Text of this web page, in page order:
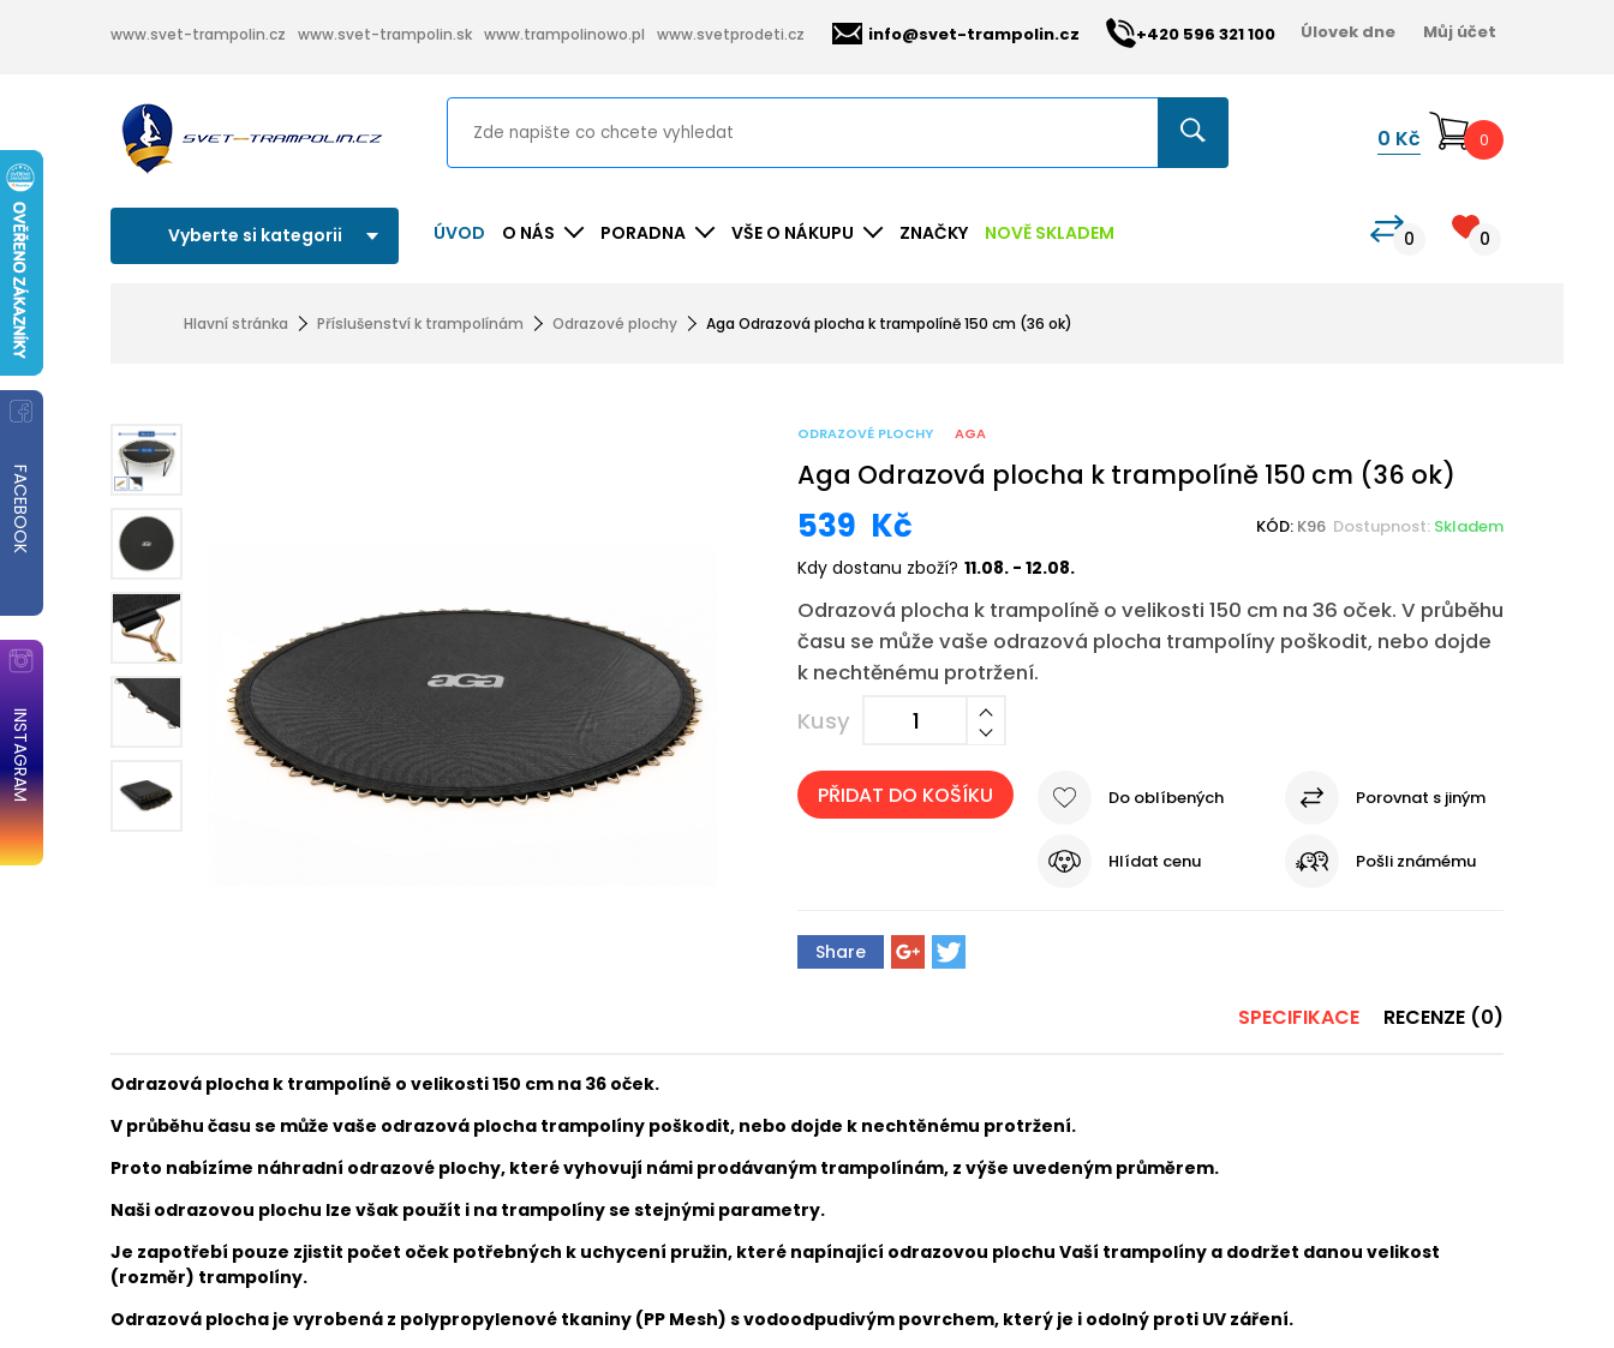
FACEBOOK
INSTAGRAM
www.svet-trampolin.cz www.svet-trampolin.sk www.trampolinowo.pl www.svetprodeti.cz info@svet-trampolin.cz +420 596 321 100 Úlovek dne Můj účet
0 Kč 0
Vyberte si kategorii ÚVOD O NÁS PORADNA VŠE O NÁKUPU ZNAČKY NOVĚ SKLADEM 0 0
Hlavní stránka Příslušenství k trampolínám Odrazové plochy Aga Odrazová plocha k trampolíně 150 cm (36 ok)
ODRAZOVÉ PLOCHY AGA
Aga Odrazová plocha k trampolíně 150 cm (36 ok)
539 Kč KÓD: K96 Dostupnost: Skladem
Kdy dostanu zboží? 11.08. - 12.08.
Odrazová plocha k trampolíně o velikosti 150 cm na 36 oček. V průběhu
času se může vaše odrazová plocha trampolíny poškodit, nebo dojde
k nechtěnému protržení.
Kusy
PŘIDAT DO KOŠÍKU Do oblíbených Porovnat s jiným
Hlídat cenu Pošli známému
Share
SPECIFIKACE RECENZE (0)
Odrazová plocha k trampolíně o velikosti 150 cm na 36 oček.
V průběhu času se může vaše odrazová plocha trampolíny poškodit, nebo dojde k nechtěnému protržení.
Proto nabízíme náhradní odrazové plochy, které vyhovují námi prodávaným trampolínám, z výše uvedeným průměrem.
Naši odrazovou plochu lze však použít i na trampolíny se stejnými parametry.
Je zapotřebí pouze zjistit počet oček potřebných k uchycení pružin, které napínající odrazovou plochu Vaší trampolíny a dodržet danou velikost
(rozměr) trampolíny.
Odrazová plocha je vyrobená z polypropylenové tkaniny (PP Mesh) s vodoodpudivým povrchem, který je i odolný proti UV záření.